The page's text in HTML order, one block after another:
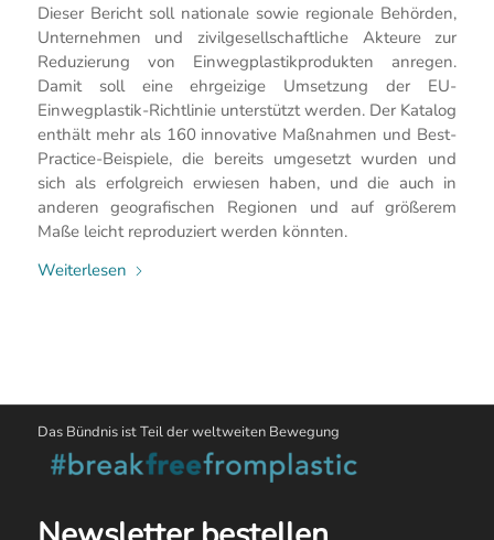
Dieser Bericht soll nationale sowie regionale Behörden,
Unternehmen und zivilgesellschaftliche Akteure zur
Reduzierung von Einwegplastikprodukten anregen.
Damit soll eine ehrgeizige Umsetzung der EU-
Einwegplastik-Richtlinie unterstützt werden. Der Katalog
enthält mehr als 160 innovative Maßnahmen und Best-
Practice-Beispiele, die bereits umgesetzt wurden und
sich als erfolgreich erwiesen haben, und die auch in
anderen geografischen Regionen und auf größerem
Maße leicht reproduziert werden könnten.
Weiterlesen
Das Bündnis ist Teil der weltweiten Bewegung